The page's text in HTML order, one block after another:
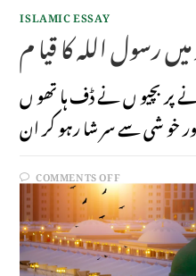
ISLAMIC ESSAY
رسول اللہ کا قیا م
نے پر بچیو ں نے ڈف ہا تھو ں
COMMENTS OFF